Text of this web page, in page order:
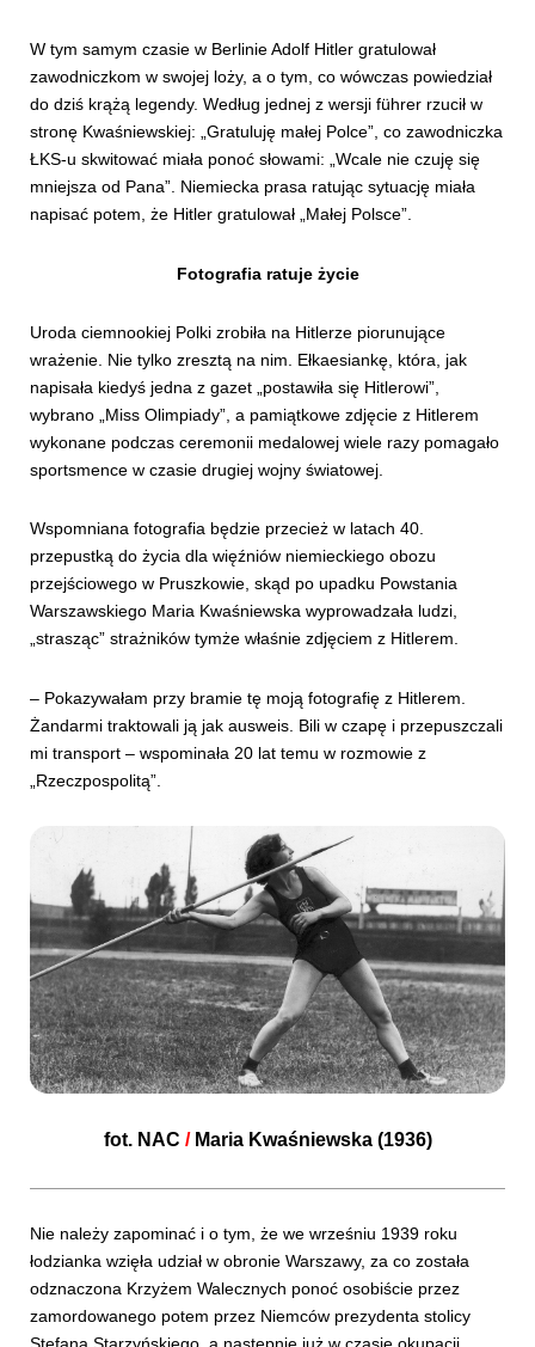
W tym samym czasie w Berlinie Adolf Hitler gratulował
zawodniczkom w swojej loży, a o tym, co wówczas powiedział
do dziś krążą legendy. Według jednej z wersji führer rzucił w
stronę Kwaśniewskiej: „Gratuluję małej Polce”, co zawodniczka
ŁKS-u skwitować miała ponoć słowami: „Wcale nie czuję się
mniejsza od Pana”. Niemiecka prasa ratując sytuację miała
napisać potem, że Hitler gratulował „Małej Polsce”.
Fotografia ratuje życie
Uroda ciemnookiej Polki zrobiła na Hitlerze piorunujące
wrażenie. Nie tylko zresztą na nim. Ełkaesiankę, która, jak
napisała kiedyś jedna z gazet „postawiła się Hitlerowi”,
wybrano „Miss Olimpiady”, a pamiątkowe zdjęcie z Hitlerem
wykonane podczas ceremonii medalowej wiele razy pomagało
sportsmence w czasie drugiej wojny światowej.
Wspomniana fotografia będzie przecież w latach 40.
przepustką do życia dla więźniów niemieckiego obozu
przejściowego w Pruszkowie, skąd po upadku Powstania
Warszawskiego Maria Kwaśniewska wyprowadzała ludzi,
„strasząc” strażników tymże właśnie zdjęciem z Hitlerem.
– Pokazywałam przy bramie tę moją fotografię z Hitlerem.
Żandarmi traktowali ją jak ausweis. Bili w czapę i przepuszczali
mi transport – wspominała 20 lat temu w rozmowie z
„Rzeczpospolitą”.
fot. NAC /Maria Kwaśniewska (1936)
Nie należy zapominać i o tym, że we wrześniu 1939 roku
łodzianka wzięła udział w obronie Warszawy, za co została
odznaczona Krzyżem Walecznych ponoć osobiście przez
zamordowanego potem przez Niemców prezydenta stolicy